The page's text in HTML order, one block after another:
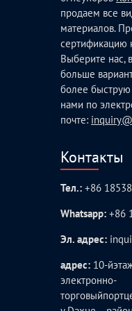
продаем все
материалов.
сертификацию
Выберите нас,
больше
более быструю
нами по
почте:
Контакты
Тел.: +86
Whatsapp: +86
Эл. адрес:
адрес: 10-
электронно-